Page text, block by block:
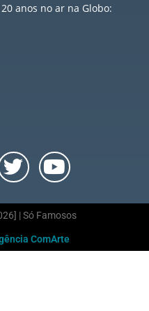
anos no ar na Globo:
| Só Famosos
ComArte